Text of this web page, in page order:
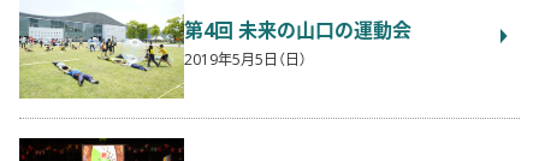
第4回 未来の山口の運動会
2019年5月5日（日）